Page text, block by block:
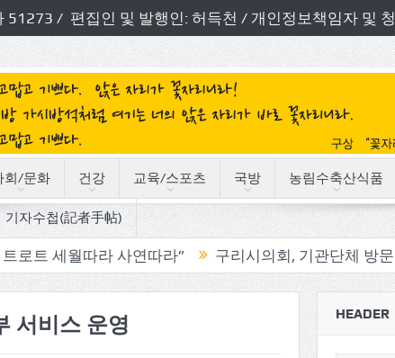
51273 / 편집인 및 발행인: 허득천 / 개인정보책임자 및
회/문화 건강 교육/스포츠 국방 농림수축산식품
기자수첩(記者手帖)
라 사연따라” 구리시의회, 기관단체 방문으로 소통
서비스 운영 HEADER